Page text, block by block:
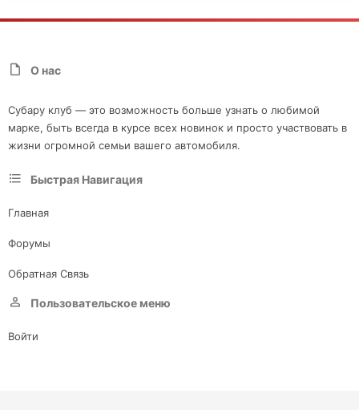
О нас
Субару клуб — это возможность больше узнать о любимой
марке, быть всегда в курсе всех новинок и просто участвовать в
жизни огромной семьи вашего автомобиля.
Быстрая Навигация
Главная
Форумы
Обратная Связь
Пользовательское меню
Войти